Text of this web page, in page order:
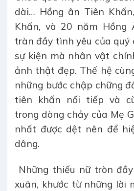
dài… Hồng ân Tiên
Khấn, và 20 năm Hồng
tràn đầy tình yêu của quý
sự kiện mà nhân vật
ảnh thật đẹp. Thế hệ
những bước chập chững
tiên khấn nối tiếp và
trong dòng chảy của Mẹ
nhất được dệt nên để
dâng.
Những thiếu nữ tròn
xuân, khước từ những lời